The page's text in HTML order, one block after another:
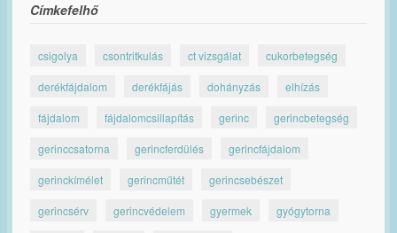
Címkefelhő
csigolya csontritkulás ct vizsgálat cukorbetegség
derékfájdalom derékfájás dohányzás elhízás
fájdalom fájdalomcsillapítás gerinc gerincbetegség
gerinccsatorna gerincferdülés gerincfájdalom
gerinckímélet gerincműtét gerincsebészet
gerincsérv gerincvédelem gyermek gyógytorna